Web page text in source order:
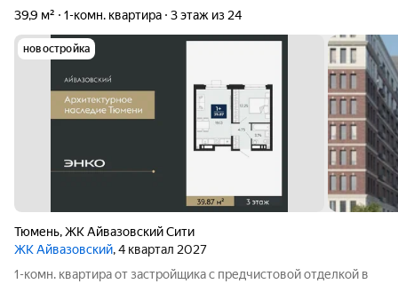
39,9 м²
1-комн. квартира 3 этаж из 24
новостройка
Тюмень,ЖК Айвазовский Сити
ЖК Айвазовский, 4 квартал 2027
1-комн. квартира от застройщика с предчистовой отделкой в